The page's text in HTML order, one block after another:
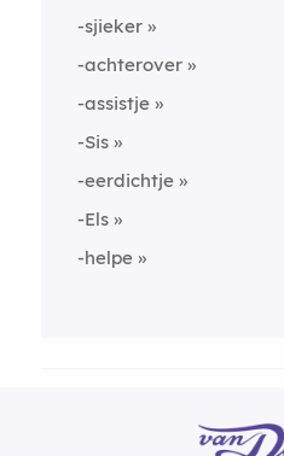
-sjieker
-achterover
-assistje
-Sis
-eerdichtje
-Els
-helpe